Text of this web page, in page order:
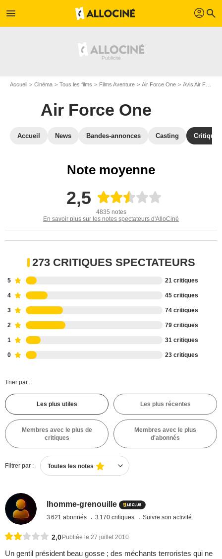
menu profil search
Accueil Cinéma Tous les films Films Aventure Air Force One Avis Air Force One
Air Force One
Accueil News Bandes-annonces Casting
Note moyenne
2,5
4835 notes
En savoir plus sur les notes spectateurs d'AlloCiné
273 CRITIQUES SPECTATEURS
5 21 critiques
4 45 critiques
3 74 critiques
2 79 critiques
1 31 critiques
0 23 critiques
Trier par :
Les plus utiles Les plus récentes
Membres avec le plus de
critiques
Membres avec le plus
d'abonnés
Filtrer par : Toutes les notes
lhomme-grenouille
3 621 abonnés 3 170 critiques Suivre son activité
2,0 Publiée le 27 juillet 2010
Un gentil président beau gosse ; des méchants terroristes qui ne